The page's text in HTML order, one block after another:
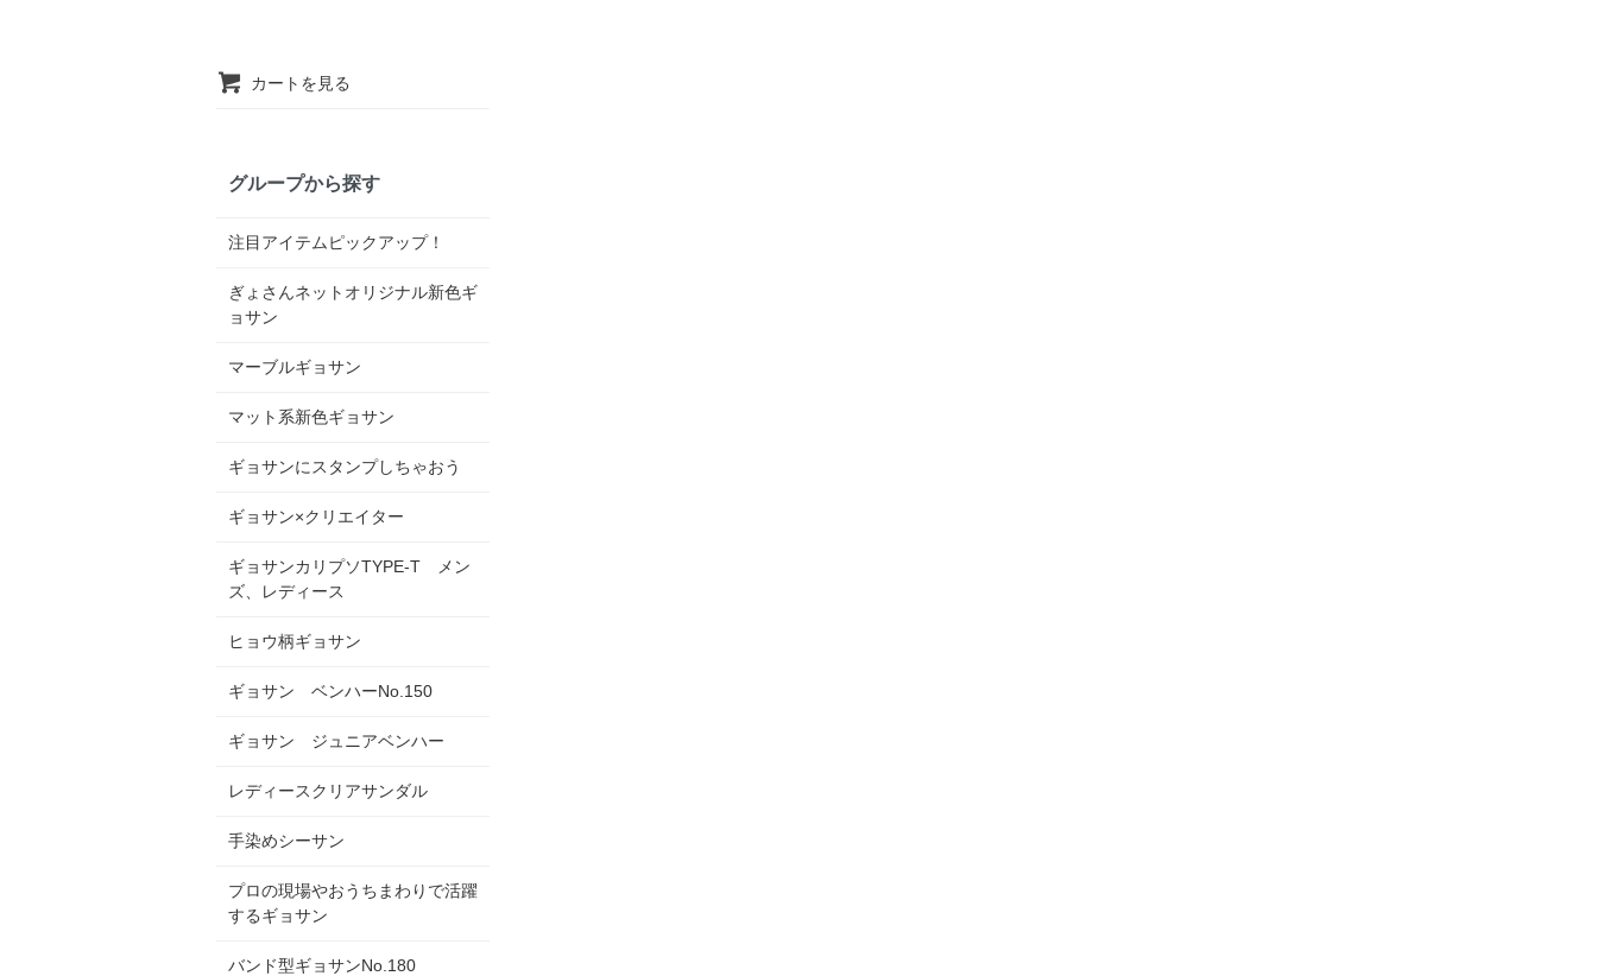
カートを見る
グループから探す
注目アイテムピックアップ！
ぎょさんネットオリジナル新色ギ
ョサン
マーブルギョサン
マット系新色ギョサン
ギョサンにスタンプしちゃおう
ギョサン×クリエイター
ギョサンカリプソTYPE-T メン
ズ、レディース
ヒョウ柄ギョサン
ギョサン ベンハーNo.150
ギョサン ジュニアベンハー
レディースクリアサンダル
手染めシーサン
プロの現場やおうちまわりで活躍
するギョサン
バンド型ギョサンNo.180